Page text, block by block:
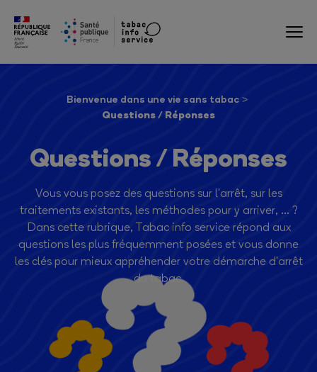
Bienvenue dans une vie sans tabac
Questions / Réponses
Questions / Réponses
Vous vous posez des questions sur l'arrêt, sur les
traitements existants, les méthodes pour y arriver, ... ?
Dans cette rubrique, Tabac info service répond aux
questions les plus fréquemment posées et vous donne
les clés pour mieux appréhender votre démarche d'arrêt
du tabac.